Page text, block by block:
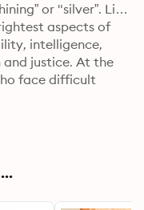
or "silver”. Like
aspects of
intelligence,
justice. At the
face difficult
meaning of
seen battling his
Krishna where he